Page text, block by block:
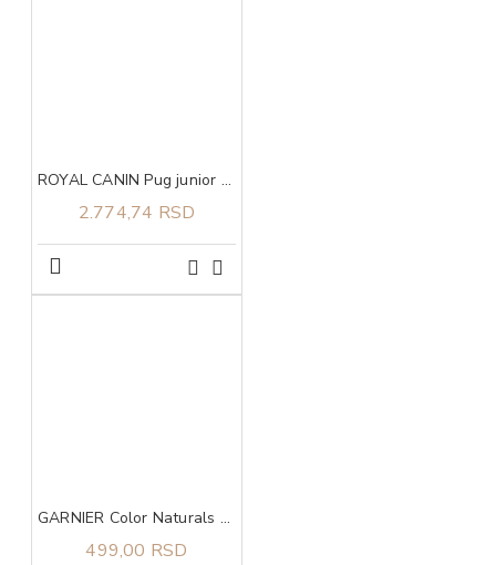
ROYAL CANIN Pug junior 1,5kg
2.774,74 RSD
GARNIER Color Naturals 4.3 boja za kosu
499,00 RSD